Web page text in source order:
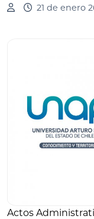
21 de enero
Actos